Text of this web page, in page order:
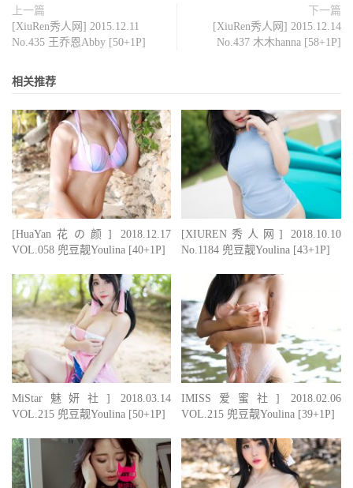
上一篇
[XiuRen秀人网] 2015.12.11
No.435 王乔恩Abby [50+1P]
下一篇
[XiuRen秀人网] 2015.12.14
No.437 木木hanna [58+1P]
相关推荐
[HuaYan花の颜] 2018.12.17
VOL.058 兜豆靓Youlina [40+1P]
[XIUREN秀人网] 2018.10.10
No.1184 兜豆靓Youlina [43+1P]
MiStar魅妍社] 2018.03.14
VOL.215 兜豆靓Youlina [50+1P]
IMISS爱蜜社] 2018.02.06
VOL.215 兜豆靓Youlina [39+1P]